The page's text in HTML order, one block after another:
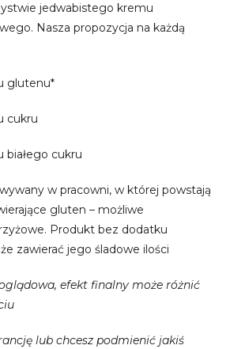
jedwabistego kremu
Nasza propozycja na każdą
glutenu*
cukru
białego cukru
w pracowni, w której powstają
gluten – możliwe
Produkt bez dodatku
zawierać jego śladowe ilości
efekt finalny może różnić
lub chcesz podmienić jakiś